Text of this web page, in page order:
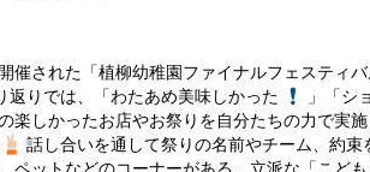
された「植柳幼稚園ファイナルフェスティ
返りでは、「わたあめ美味しかった 」「シ
楽しかったお店やお祭りを自分たちの力で実
話し合いを通して祭りの名前やチーム、約
ットなどのコーナーがある、立派な「こど